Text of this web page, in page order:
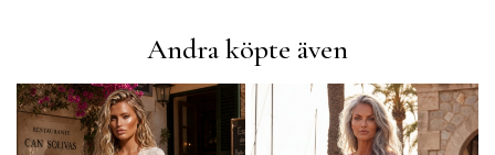
Andra köpte även